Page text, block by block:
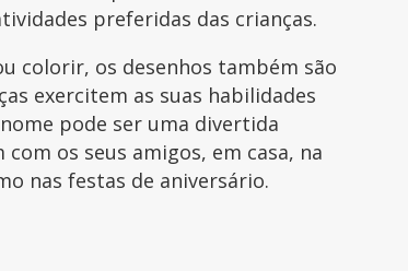
preferidas das crianças.
colorir, os desenhos também são
exercitem as suas habilidades
pode ser uma divertida
os seus amigos, em casa, na
nas festas de aniversário.